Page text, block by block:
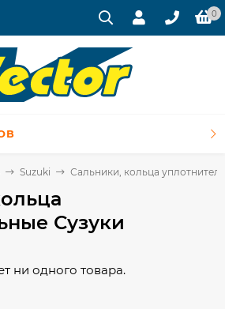
0
Suzuki Сальники, кольца
Сузуки
ни одного товара.